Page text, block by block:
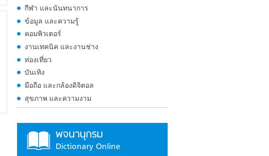
กีฬา และนันทนาการ
ข้อมูล และความรู้
คอมพิวเตอร์
งานเทคนิค และงานช่าง
ท่องเที่ยว
บันเทิง
มือถือ และกล้องดิจิตอล
สุขภาพ และความงาม
พจนานุกรม
Dictionary Online